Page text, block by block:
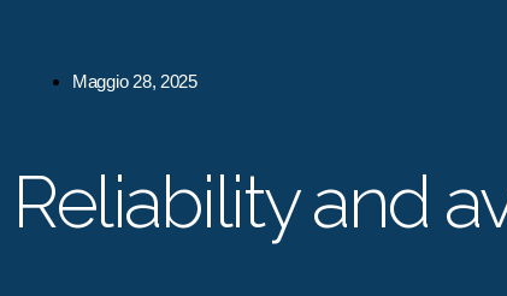
Maggio 28, 2025
Reliability and